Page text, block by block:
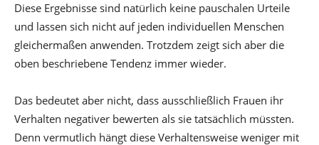
Diese Ergebnisse sind natürlich keine pauschalen Urteile
und lassen sich nicht auf jeden individuellen Menschen
gleichermaßen anwenden. Trotzdem zeigt sich aber die
oben beschriebene Tendenz immer wieder.
Das bedeutet aber nicht, dass ausschließlich Frauen ihr
Verhalten negativer bewerten als sie tatsächlich müssten.
Denn vermutlich hängt diese Verhaltensweise weniger mit